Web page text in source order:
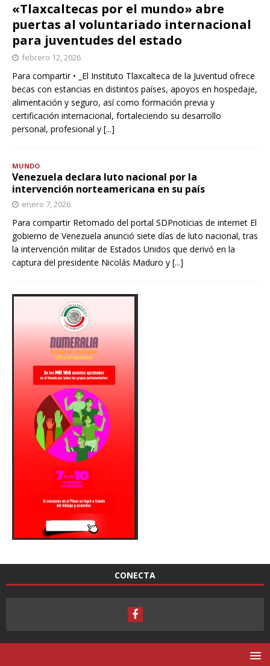
«Tlaxcaltecas por el mundo» abre
puertas al voluntariado internacional
para juventudes del estado
febrero 12, 2026
Para compartir • _El Instituto Tlaxcalteca de la Juventud ofrece
becas con estancias en distintos países, apoyos en hospedaje,
alimentación y seguro, así como formación previa y
certificación internacional, fortaleciendo su desarrollo
personal, profesional y [...]
MUNDO
Venezuela declara luto nacional por la
intervención norteamericana en su país
enero 7, 2026
Para compartir Retomado del portal SDPnoticias de internet El
gobierno de Venezuela anunció siete días de luto nacional, tras
la intervención militar de Estados Unidos que derivó en la
captura del presidente Nicolás Maduro y [...]
CONECTA